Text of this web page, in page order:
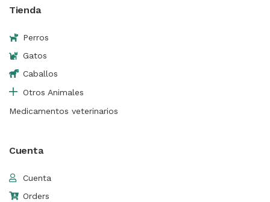
Tienda
Perros
Gatos
Caballos
Otros Animales
Medicamentos veterinarios
Cuenta
Cuenta
Orders